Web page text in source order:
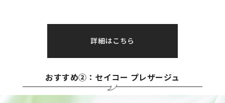
詳細はこちら
おすすめ②：セイコー プレザージュ